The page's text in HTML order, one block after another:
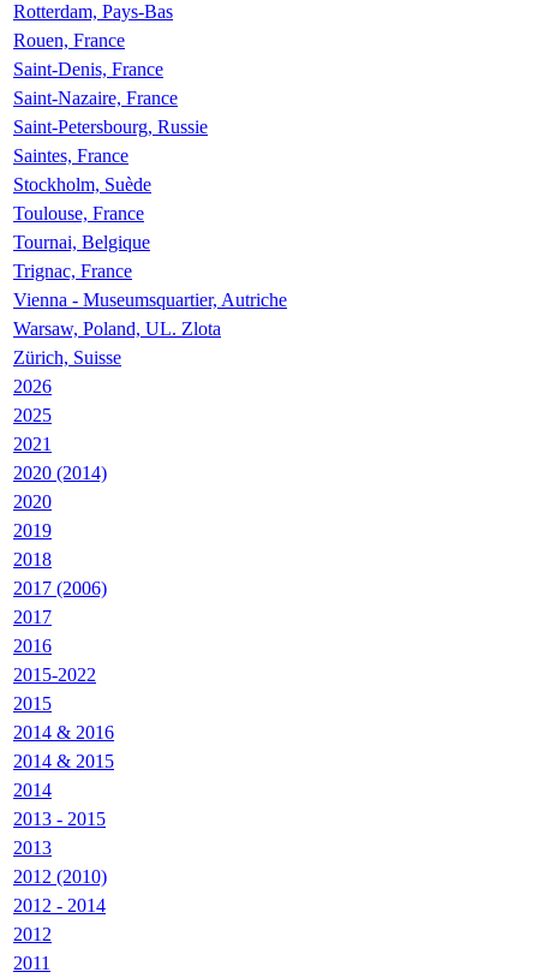
Rotterdam, Pays-Bas
Rouen, France
Saint-Denis, France
Saint-Nazaire, France
Saint-Petersbourg, Russie
Saintes, France
Stockholm, Suède
Toulouse, France
Tournai, Belgique
Trignac, France
Vienna - Museumsquartier, Autriche
Warsaw, Poland, UL. Zlota
Zürich, Suisse
2026
2025
2021
2020 (2014)
2020
2019
2018
2017 (2006)
2017
2016
2015-2022
2015
2014 & 2016
2014 & 2015
2014
2013 - 2015
2013
2012 (2010)
2012 - 2014
2012
2011